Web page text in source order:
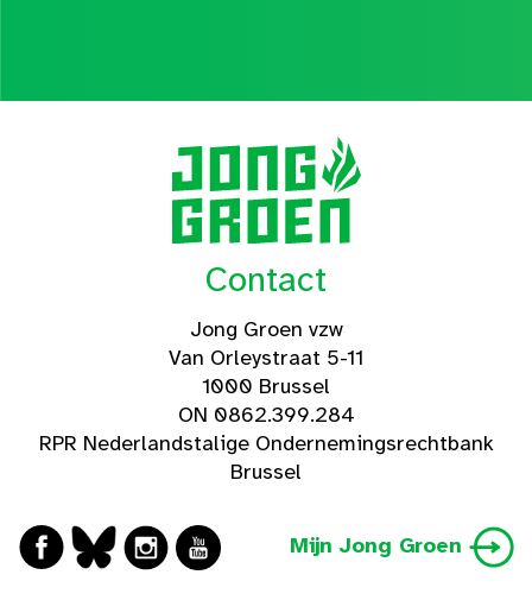
Contact
Jong Groen vzw
Van Orleystraat 5-11
1000 Brussel
ON 0862.399.284
RPR Nederlandstalige Ondernemingsrechtbank
Brussel
Mijn Jong Groen